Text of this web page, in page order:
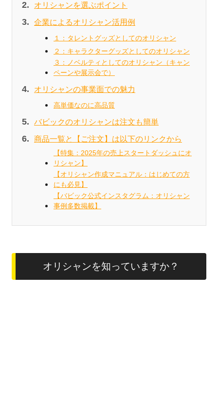
オリシャンを選ぶポイント
企業によるオリシャン活用例
１：タレントグッズとしてのオリシャン
２：キャラクターグッズとしてのオリシャン
３：ノベルティとしてのオリシャン（キャン
ペーンや展示会で）
オリシャンの事業面での魅力
高単価なのに高品質
バビックのオリシャンは注文も簡単
商品一覧と【ご注文】は以下のリンクから
【特集：2025年の売上スタートダッシュにオ
リシャン】
【オリシャン作成マニュアル：はじめての方
にも必見】
【バビック公式インスタグラム：オリシャン
事例多数掲載】
オリシャンを知っていますか？